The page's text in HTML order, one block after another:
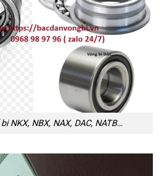
NKX, NBX, NAX, DAC, NATB…